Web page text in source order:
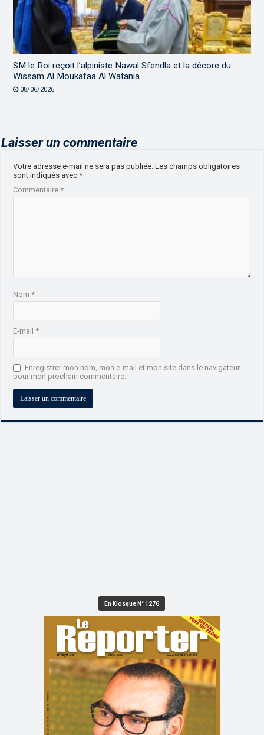
SM le Roi reçoit l’alpiniste Nawal Sfendla et la décore du
Wissam Al Moukafaa Al Watania
08/06/2026
Laisser un commentaire
Votre adresse e-mail ne sera pas publiée. Les champs obligatoires
sont indiqués avec*
Commentaire*
Nom*
E-mail*
Enregistrer mon nom, mon e-mail et mon site dans le navigateur
pour mon prochain commentaire.
En Kiosque N° 1276